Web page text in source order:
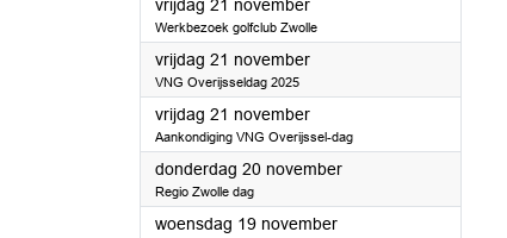
vrijdag 21 november
Werkbezoek golfclub Zwolle
vrijdag 21 november2025
VNG Overijsseldag 2025
vrijdag 21 november2025
Aankondiging VNG Overijssel-dag
donderdag 20 november2025
Regio Zwolle dag
woensdag 19 november2025